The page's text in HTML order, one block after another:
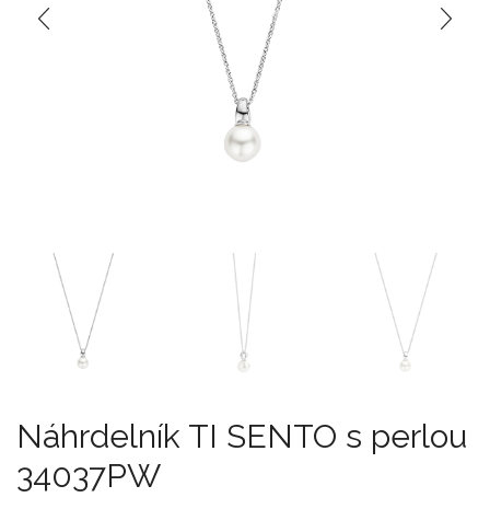
Náhrdelník TI SENTO s perlou
34037PW